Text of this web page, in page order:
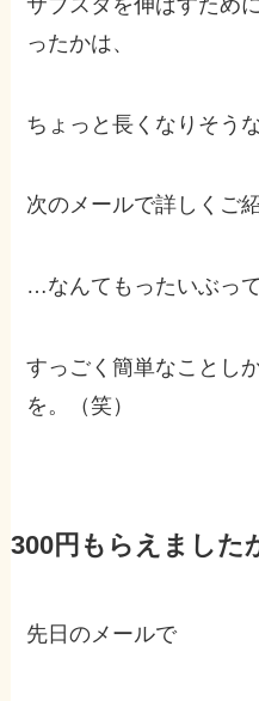
ったかは、
ちょっと長くなりそう
次のメールで詳しくご
…なんてもったいぶって
すっごく簡単なことし
を。（笑）
300円もらえました
先日のメールで